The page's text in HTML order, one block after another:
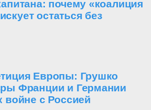
почему «коалиция
остаться без
Европы: Грушко
Франции и Германии
войне с Россией